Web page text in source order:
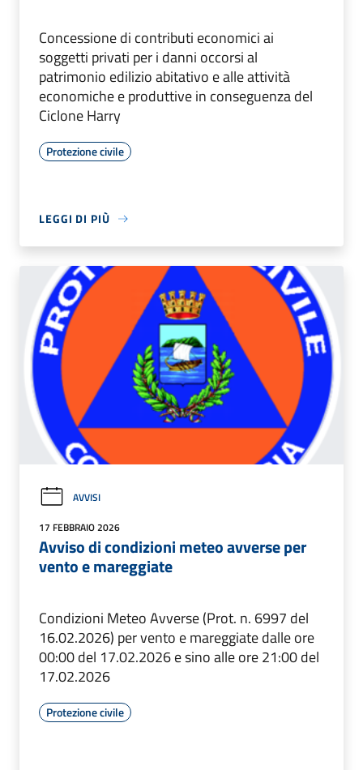
Concessione di contributi economici ai
soggetti privati per i danni occorsi al
patrimonio edilizio abitativo e alle attività
economiche e produttive in conseguenza del
Ciclone Harry
Protezione civile
LEGGI DI PIÙ
AVVISI
17 FEBBRAIO 2026
Avviso di condizioni meteo avverse per
vento e mareggiate
Condizioni Meteo Avverse (Prot. n. 6997 del
16.02.2026) per vento e mareggiate dalle ore
00:00 del 17.02.2026 e sino alle ore 21:00 del
17.02.2026
Protezione civile